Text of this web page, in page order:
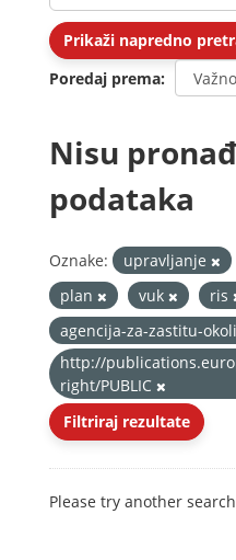
Prikaži napredno
Poredaj prema
Nisu
podataka
Oznake: upravljanje
plan
vuk ris
agencija-za-zastitu-
http://
right/PUBLIC
Filtriraj rezultate
Please try another